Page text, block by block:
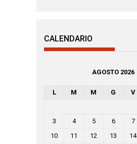
CALENDARIO
AGOSTO 2026
L M M G V
3
4 5 6 7
10
11 12 13 14